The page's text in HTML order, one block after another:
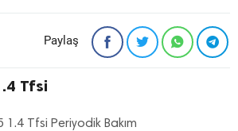
Paylaş
Tfsi
1.4 Tfsi Periyodik Bakım